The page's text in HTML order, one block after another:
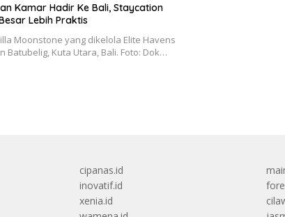
Kamar Hadir Ke Bali, Staycation
Lebih Praktis
Moonstone yang dikelola Elite Havens
Batubelig, Kuta Utara, Bali. Foto: Dok…
cipanas.id
inovatif.id
xenia.id